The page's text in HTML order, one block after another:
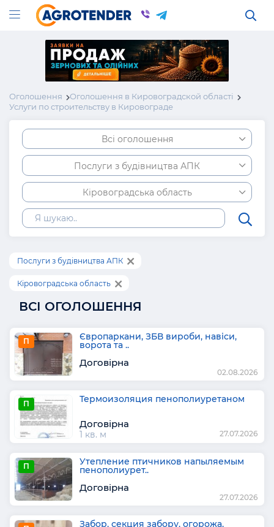
Оголошення
Оголошення в Кировоградской області
Услуги по строительству в Кировограде
Всі оголошення
Послуги з будівництва АПК
Кіровоградська область
Послуги з будівництва АПК
Кіровоградська область
ВСІ ОГОЛОШЕННЯ
П Європаркани, ЗБВ вироби, навіси,
ворота та ..
Договірна
02.08.2026
П Термоизоляция пенополиуретаном
Договірна
1 кв. м 27.07.2026
П Утепление птичников напыляемым
пенополиурет..
Договірна
27.07.2026
Забор, секция забору, огорожа,